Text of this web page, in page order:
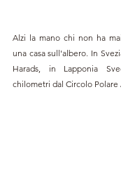
Alzi la mano chi non ha
una casa sull'albero. In
Harads, in Lapponia
chilometri dal Circolo Polare